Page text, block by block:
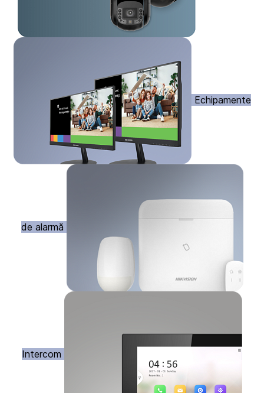
Echipamente
de alarmă
Intercom